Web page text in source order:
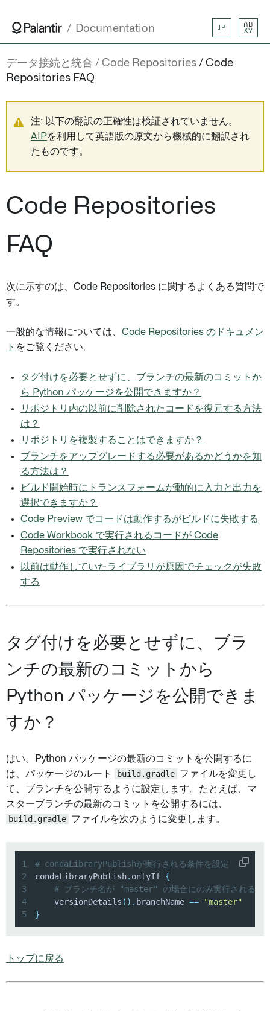
Documentation JP
AB
XY
データ接続と統合 Code Repositories
Code
Repositories FAQ
注: 以下の翻訳の正確性は検証されていません。
AIPを利用して英語版の原文から機械的に翻訳され
たものです。
Code Repositories
FAQ
次に示すのは、Code Repositories に関するよくある質問で
す。
一般的な情報については、 Code Repositories のドキュメン
ト をご覧ください。
タグ付けを必要とせずに、ブランチの最新のコミットか
ら Python パッケージを公開できますか？
リポジトリ内の以前に削除されたコードを復元する方法
は？
リポジトリを複製することはできますか？
ブランチをアップグレードする必要があるかどうかを知
る方法は？
ビルド開始時にトランスフォームが動的に入力と出力を
選択できますか？
Code Preview でコードは動作するがビルドに失敗する
Code Workbook で実行されるコードが Code
Repositories で実行されない
以前は動作していたライブラリが原因でチェックが失敗
する
タグ付けを必要とせずに、ブラ
ンチの最新のコミットから
Python パッケージを公開できま
すか？
はい。Python パッケージの最新のコミットを公開するに
は、パッケージのルート
build.gradle ファイルを変更し
て、ブランチを公開するように設定します。たとえば、マ
スターブランチの最新のコミットを公開するには、
build.gradle ファイルを次のように変更します。
1
# condaLibraryPublishが実行される条件を設定
2
condaLibraryPublish. onlyIf {
3
# ブランチ名が "master" の場合にのみ実行されるよ
4
    versionDetails
( ) . branchName ==
"master"
5
}
トップに戻る